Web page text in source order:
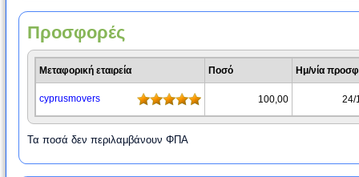
Προσφορές
Μεταφορική εταιρεία Ποσό Ημ/νία
cyprusmovers 100,00 24/
Τα ποσά δεν περιλαμβάνουν ΦΠΑ